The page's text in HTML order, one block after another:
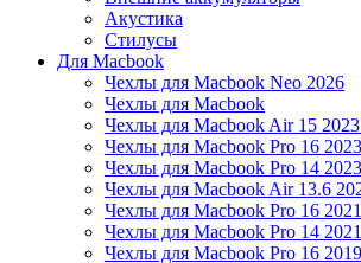
Акустика
Стилусы
Для Macbook
Чехлы для Macbook Neo 2026
Чехлы для Macbook
Чехлы для Macbook Air 15
Чехлы для Macbook Pro 16
Чехлы для Macbook Pro 14
Чехлы для Macbook Air 13.6
Чехлы для Macbook Pro 16 2021
Чехлы для Macbook Pro 14 2021
Чехлы для Macbook Pro 16 2019